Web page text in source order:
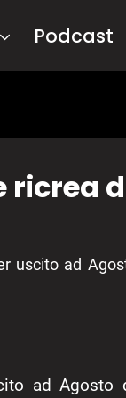
Podcast
ricrea
uscito ad
ad Agosto